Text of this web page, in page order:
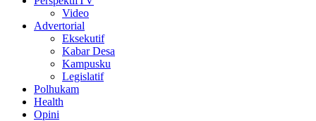
Video
Advertorial
Eksekutif
Kabar Desa
Kampusku
Legislatif
Polhukam
Health
Opini